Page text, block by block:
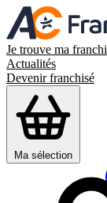
Je trouve ma
Actualités
Devenir franchisé
Ma sélection